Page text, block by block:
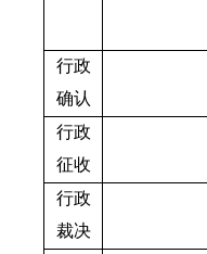
行政
确认
行政
征收
行政
裁决